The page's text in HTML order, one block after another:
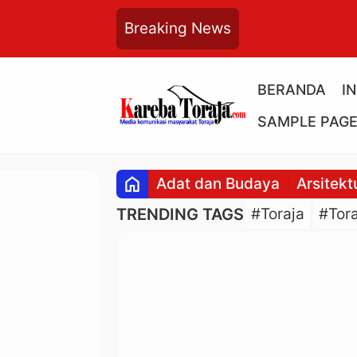
Breaking News
BERANDA
SAMPLE PAGE
home Adat dan Budaya
TRENDING TAGS #Toraja